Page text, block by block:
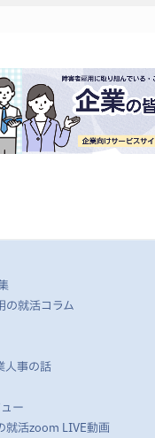
就活コラム
人事の話
ー
就活zoom LIVE動画